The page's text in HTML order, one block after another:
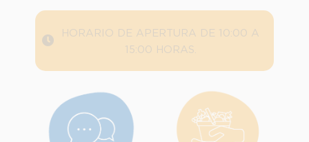
HORARIO DE APERTURA DE 10:00 A
15:00 HORAS.